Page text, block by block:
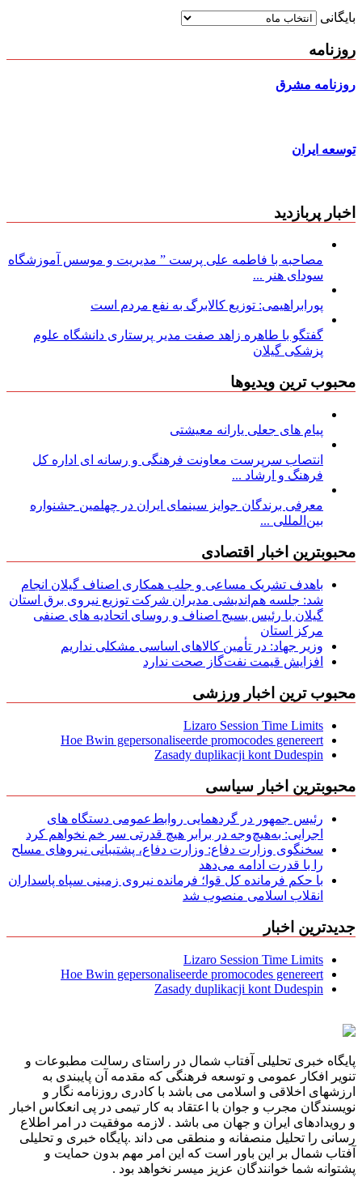
بایگانی
روزنامه
روزنامه مشرق
توسعه ایران
اخبار پربازدید
مصاحبه با فاطمه علی پرست ” مدیریت و موسس آموزشگاه
سودای هنر ...
پورابراهیمی: توزیع کالابرگ به نفع مردم است
گفتگو با طاهره زاهد صفت مدیر پرستاری دانشگاه علوم
پزشکی گیلان
محبوب ترین ویدیوها
پیام های جعلی یارانه معیشتی
انتصاب سرپرست معاونت فرهنگی و رسانه ای اداره کل
فرهنگ و ارشاد ...
معرفی برندگان جوایز سینمای ایران در چهلمین جشنواره
بین‌المللی ...
محبوبترین اخبار اقتصادی
باهدف تشریک مساعی و جلب همکاری اصناف گیلان انجام
شد: جلسه هم‌اندیشی مدیران شركت توزیع نیروی برق استان
گیلان با رئیس بسیج اصناف و روسای اتحادیه های صنفی
مركز استان
وزیر جهاد: در تأمین کالاهای اساسی مشکلی نداریم
افزایش قیمت نفت‌گاز صحت ندارد
محبوب ترین اخبار ورزشی
Lizaro Session Time Limits
Hoe Bwin gepersonaliseerde promocodes genereert
Zasady duplikacji kont Dudespin
محبوبترین اخبار سیاسی
رئیس جمهور در گردهمایی روابط‌عمومی دستگاه های
اجرایی: به‌هیچ‌وجه در برابر هیچ قدرتی سر خم نخواهم کرد
سخنگوی وزارت دفاع: وزارت دفاع، پشتیبانی نیرو‌های مسلح
را با قدرت ادامه می‌دهد
با حکم فرمانده کل قوا؛ فرمانده نیروی زمینی سپاه پاسداران
انقلاب اسلامی منصوب شد
جدیدترین اخبار
Lizaro Session Time Limits
Hoe Bwin gepersonaliseerde promocodes genereert
Zasady duplikacji kont Dudespin
پایگاه خبری تحلیلی آفتاب شمال در راستای رسالت مطبوعات و
تنویر افکار عمومی و توسعه فرهنگی که مقدمه آن پایبندی به
ارزشهای اخلاقی و اسلامی می باشد با کادری روزنامه نگار و
نویسندگان مجرب و جوان با اعتقاد به کار تیمی در پی انعکاس اخبار
و رویدادهای ایران و جهان می باشد . لازمه موفقیت در امر اطلاع
رسانی را تحلیل منصفانه و منطقی می داند .پایگاه خبری و تحلیلی
آفتاب شمال بر این باور است که این امر مهم بدون حمایت و
پشتوانه شما خوانندگان عزیز میسر نخواهد بود .